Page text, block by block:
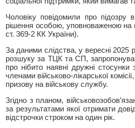
Чоловіку повідомили про
рішення особою, уповноваженою на
ст. 369-2 КК України).
За даними слідства, у вересні 2025
розшуку за ТЦК та СП,
про нібито наявні дружні
членами військово-лікарської
призову на військову службу.
Згідно з планом,
за результатами якої отримати
відстрочки строком на один рік.